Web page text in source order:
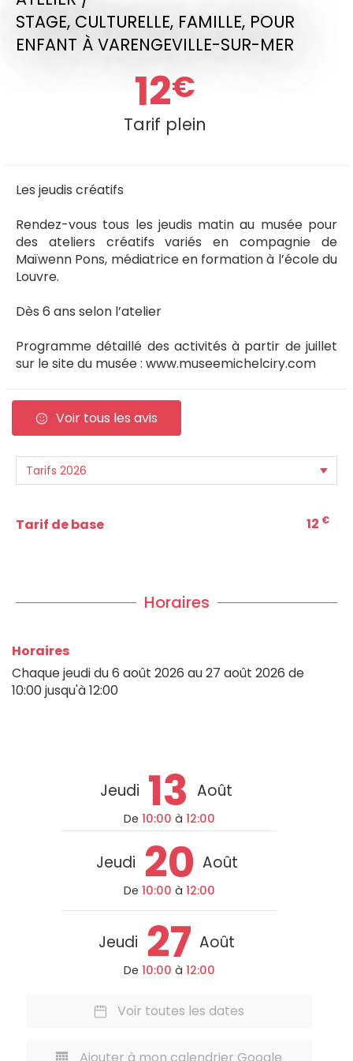
STAGE, CULTURELLE, FAMILLE, POUR
ENFANT À VARENGEVILLE-SUR-MER
12€
Tarif plein
Les jeudis créatifs
Rendez-vous tous les jeudis matin au musée pour
des ateliers créatifs variés en compagnie de
Maïwenn Pons, médiatrice en formation à l’école du
Louvre.
Dès 6 ans selon l’atelier
Programme détaillé des activités à partir de juillet
sur le site du musée : www.museemichelciry.com
Voir tous les avis
Tarif de base 12 €
Horaires
Horaires
Chaque jeudi du6 août 2026 au27 août 2026 de
10:00 jusqu'à 12:00
Jeudi 13 Août
De 10:00 à 12:00
Jeudi 20 Août
De 10:00 à 12:00
Jeudi 27 Août
De 10:00 à 12:00
Voir toutes les dates